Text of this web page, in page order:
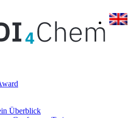
Überblick